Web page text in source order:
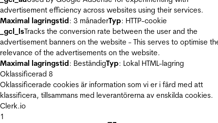
advertisement efficiency across websites using their services.
Maximal lagringstid: 3 månaderTyp: HTTP-cookie
_gcl_lsTracks the conversion rate between the user and the
advertisement banners on the website - This serves to optimise
relevance of the advertisements on the website.
Maximal lagringstid: BeständigTyp: Lokal HTML-lagring
Oklassificerad 8
Oklassificerade cookies är information som vi er i färd med att
klassificera, tillsammans med leverantörerna av enskilda cookies.
Clerk.io
1